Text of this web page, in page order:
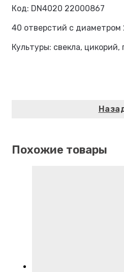
Код: DN4020 22000867
40 отверстий с диаметром
Культуры: свекла, цикорий,
Похожие товары